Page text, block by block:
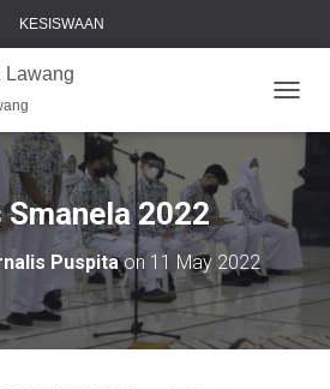
KESISWAAN
Lawang
O
E
A
V
I
G
2022
Puspitaon 11 May 2022